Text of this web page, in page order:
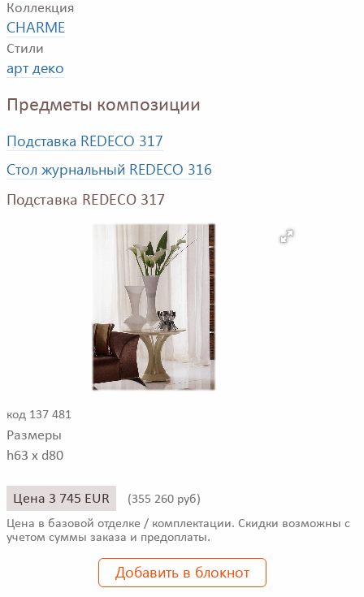
Коллекция
CHARME
Стили
арт деко
Предметы композиции
Подставка REDECO 317
Стол журнальный REDECO 316
Подставка REDECO 317
код 137 481
Размеры
h63 x d80
Цена 3 745 EUR (355 260 руб)
Цена в базовой отделке / комплектации. Скидки возможны с
учетом суммы заказа и предоплаты.
Добавить в блокнот